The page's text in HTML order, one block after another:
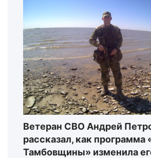
Ветеран СВО Андрей
рассказал, как программа
Тамбовщины» изменила